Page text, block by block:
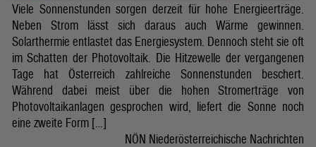
Viele Sonnenstunden sorgen derzeit für hohe Energieerträge.
Neben Strom lässt sich daraus auch Wärme gewinnen.
Solarthermie entlastet das Energiesystem. Dennoch steht sie oft
im Schatten der Photovoltaik. Die Hitzewelle der vergangenen
Tage hat Österreich zahlreiche Sonnenstunden beschert.
Während dabei meist über die hohen Stromerträge von
Photovoltaikanlagen gesprochen wird, liefert die Sonne noch
eine zweite Form […]
NÖN Niederösterreichische Nachrichten